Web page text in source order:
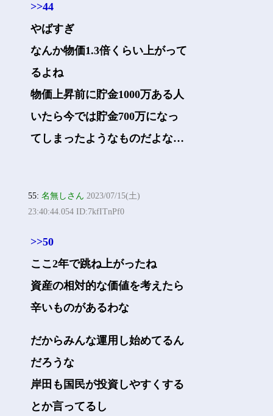
>>44
やばすぎ
なんか物価1.3倍くらい上がって
るよね
物価上昇前に貯金1000万ある人
いたら今では貯金700万になっ
てしまったようなものだよな…
55:名無しさん 2023/07/15(土)
23:40:44.054 ID:7kfITnPf0
>>50
ここ2年で跳ね上がったね
資産の相対的な価値を考えたら
辛いものがあるわな
だからみんな運用し始めてるん
だろうな
岸田も国民が投資しやすくする
とか言ってるし